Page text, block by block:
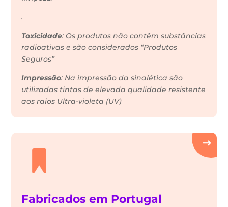
.
Toxicidade: Os produtos não contêm substâncias
radioativas e são considerados “Produtos
Seguros”
Impressão: Na impressão da sinalética são
utilizadas tintas de elevada qualidade resistente
aos raios Ultra-violeta (UV)
Fabricados em Portugal